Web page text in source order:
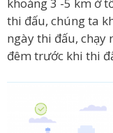
thi đấu, chúng ta
ngày thi đấu, chạy
đêm trước khi thi